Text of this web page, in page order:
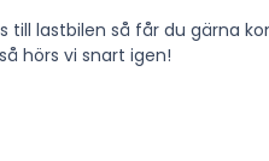
lastbilen så får du gärna
hörs vi snart igen!